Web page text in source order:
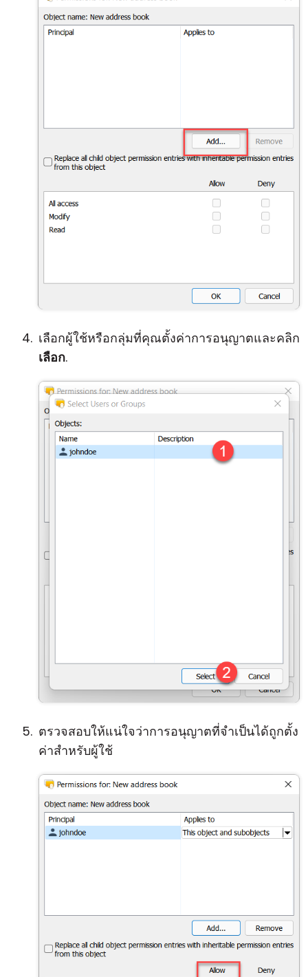
เลือกผู้ใช้หรือกลุ่มที่คุณตั้งค่าการอนุญาตและคลิก
เลือก.
ตรวจสอบให้แน่ใจว่าการอนุญาตที่จำเป็นได้ถูกตั้ง
ค่าสำหรับผู้ใช้